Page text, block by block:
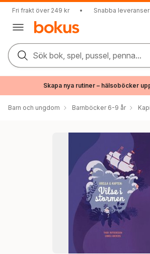
Fri frakt över 249 kr • Snabba leveranser
Sök bok, spel, pussel, penna...
Skapa nya rutiner – hälsoböcker
Barn och ungdom Barnböcker 6-9 år